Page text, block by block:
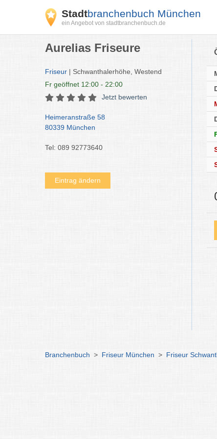
Stadtbranchenbuch München
ein Angebot von stadtbranchenbuch.de
Aurelias Friseure
Friseur | Schwanthalerhöhe, Westend
Fr geöffnet 12:00 - 22:00
Jetzt bewerten
Heimeranstraße 58
80339 München
Tel: 089 92773640
Eintrag ändern
Branchenbuch > Friseur München > Friseur